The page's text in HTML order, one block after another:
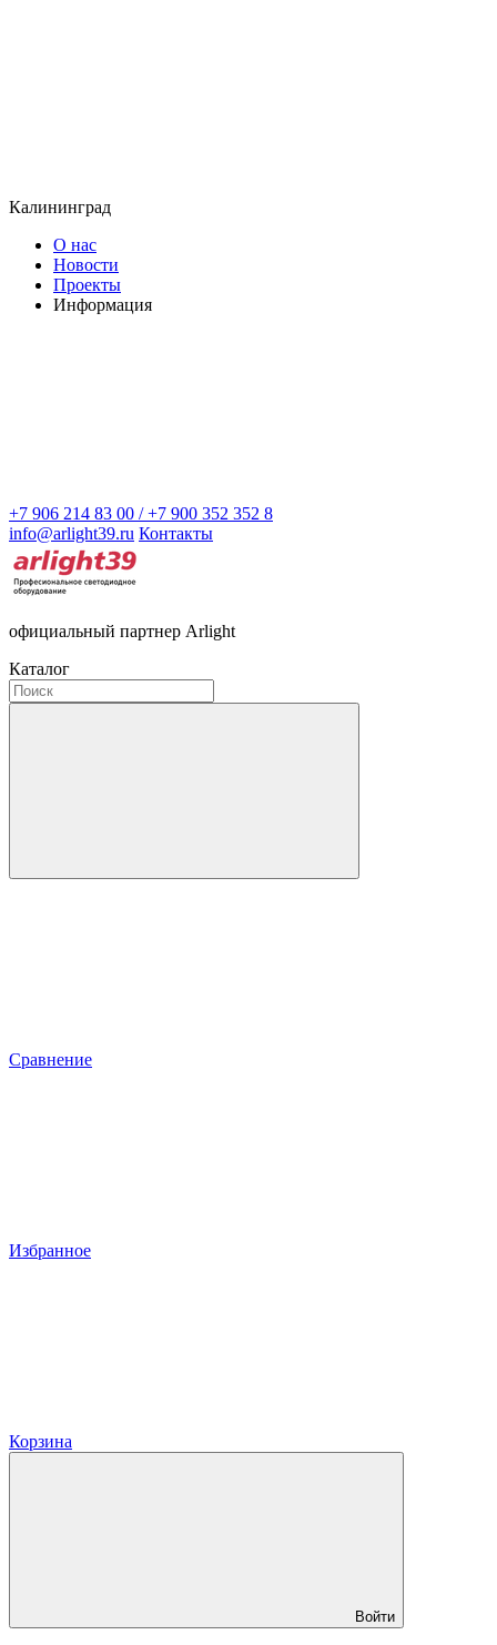
Калининград
О нас
Новости
Проекты
Информация
+7 906 214 83 00 / +7 900 352 352 8
info@arlight39.ru Контакты
официальный партнер Arlight
Каталог
Сравнение
Избранное
Корзина
Войти